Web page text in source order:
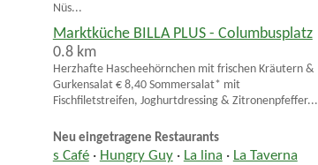
Nüs...
Marktküche BILLA PLUS - Columbusplatz
0.8 km
Herzhafte Hascheehörnchen mit frischen Kräutern &
Gurkensalat € 8,40 Sommersalat* mit
Fischfiletstreifen, Joghurtdressing & Zitronenpfeffer...
Neu eingetragene Restaurants
s Café· Hungry Guy· La lina · La Taverna